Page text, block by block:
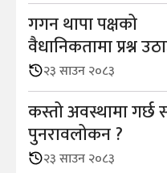
गगन थापा पक्षको
वैधानिकतामा प्रश्न
२३ साउन २०८३
कस्तो अवस्थामा गर्छ
पुनरावलोकन ?
२३ साउन २०८३